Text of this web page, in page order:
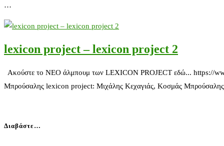
…
lexicon project – lexicon project 2
Ακούστε το NEO άλμπουμ των LEXICON PROJECT εδώ...
Μπρούσαλης lexicon project: Μιχάλης Κεχαγιάς, Κοσμάς
Διαβάστε…